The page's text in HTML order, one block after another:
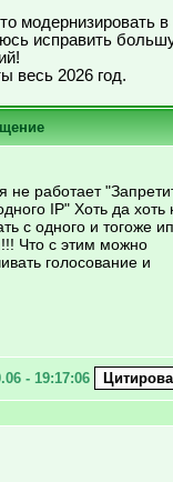
модернизировать в
исправить
весь 2026 год.
не работает
IP" Хоть да хоть
с одного и тогоже ип
Что с этим можно
голосование и
- 19:17:06